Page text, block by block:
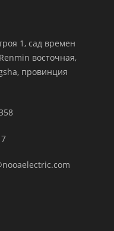
1, сад времен
восточная,
провинция